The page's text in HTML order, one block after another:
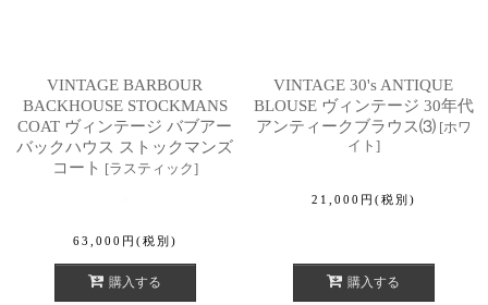
VINTAGE BARBOUR
BACKHOUSE STOCKMANS
COAT ヴィンテージ バブアー
バックハウス ストックマンズ
コート [ラスティック]
63,000 円 (税別)
購入する
VINTAGE 30's ANTIQUE
BLOUSE ヴィンテージ 30年代
アンティークブラウス⑶ [ホワ
イト ]
21,000 円 (税別)
購入する